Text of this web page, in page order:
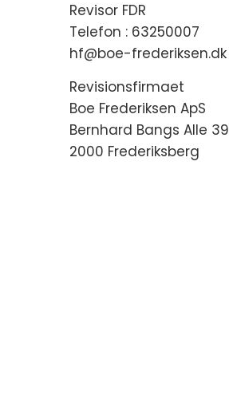
Revisor FDR
Telefon : 63250007
hf@boe-frederiksen.dk
Revisionsfirmaet
Boe Frederiksen ApS
Bernhard Bangs Alle 39
2000 Frederiksberg